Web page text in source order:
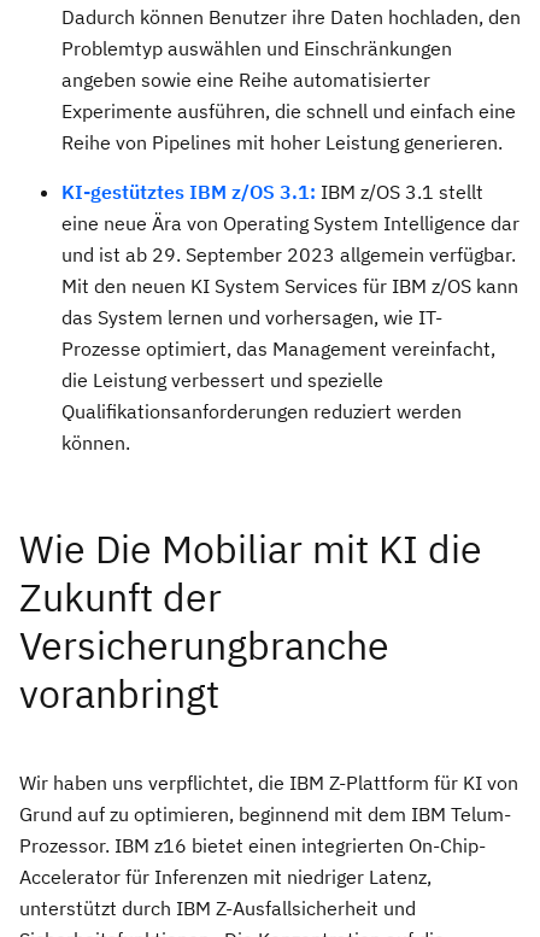
Dadurch können Benutzer ihre Daten hochladen, den
Problemtyp auswählen und Einschränkungen
angeben sowie eine Reihe automatisierter
Experimente ausführen, die schnell und einfach eine
Reihe von Pipelines mit hoher Leistung generieren.
KI-gestütztes IBM z/OS 3.1: IBM z/OS 3.1 stellt
eine neue Ära von Operating System Intelligence dar
und ist ab 29. September 2023 allgemein verfügbar.
Mit den neuen KI System Services für IBM z/OS kann
das System lernen und vorhersagen, wie IT-
Prozesse optimiert, das Management vereinfacht,
die Leistung verbessert und spezielle
Qualifikationsanforderungen reduziert werden
können.
Wie Die Mobiliar mit KI die
Zukunft der
Versicherungbranche
voranbringt
Wir haben uns verpflichtet, die IBM Z-Plattform für KI von
Grund auf zu optimieren, beginnend mit dem IBM Telum-
Prozessor. IBM z16 bietet einen integrierten On-Chip-
Accelerator für Inferenzen mit niedriger Latenz,
unterstützt durch IBM Z-Ausfallsicherheit und